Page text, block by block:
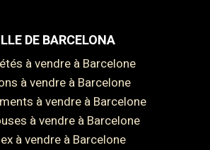
DE BARCELONA
à vendre à Barcelone
à vendre à Barcelone
à vendre à Barcelone
à vendre à Barcelone
à vendre à Barcelone